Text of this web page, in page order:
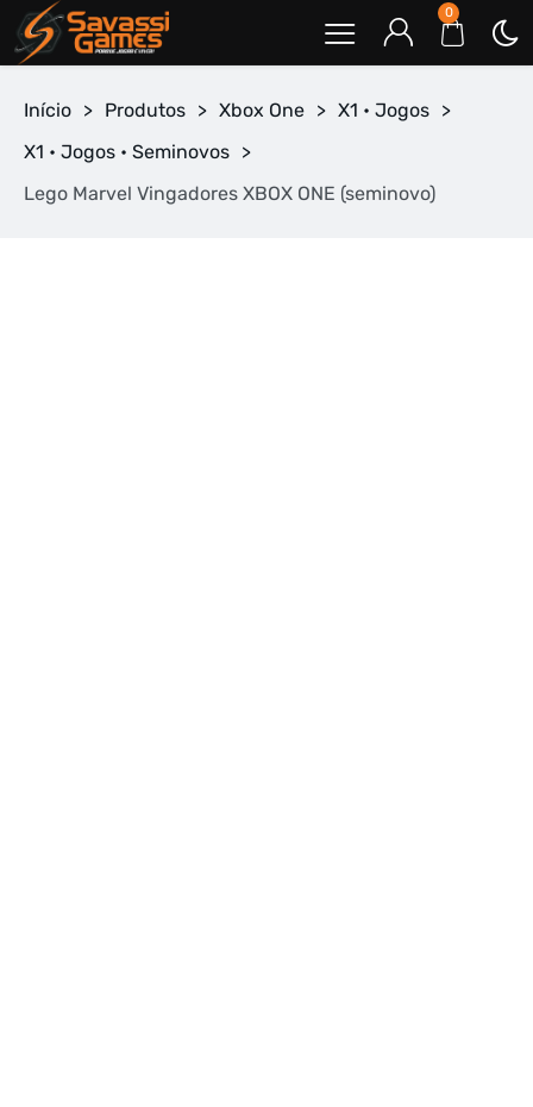
0
Início > Produtos > Xbox One > X1 • Jogos >
X1 • Jogos • Seminovos >
Lego Marvel Vingadores XBOX ONE (seminovo)